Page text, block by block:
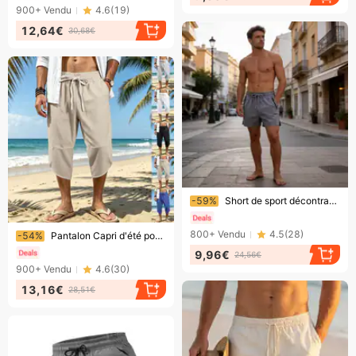
900+ Vendu 4.6(19)
12,64€ 30,68€
Bientôt la fin !
-59% Short de sport décontracté pour homme, séchage rapide, fin et ample, respirant, idéal pour le fitness et la course en extérieur.
800+ Vendu 4.5(28)
9,96€ 24,56€
Bientôt la fin !
-54% Pantalon Capri d'été pour homme, coupe ample et décontractée, style hawaïen, short Capri de plage.
900+ Vendu 4.6(30)
13,16€ 28,51€